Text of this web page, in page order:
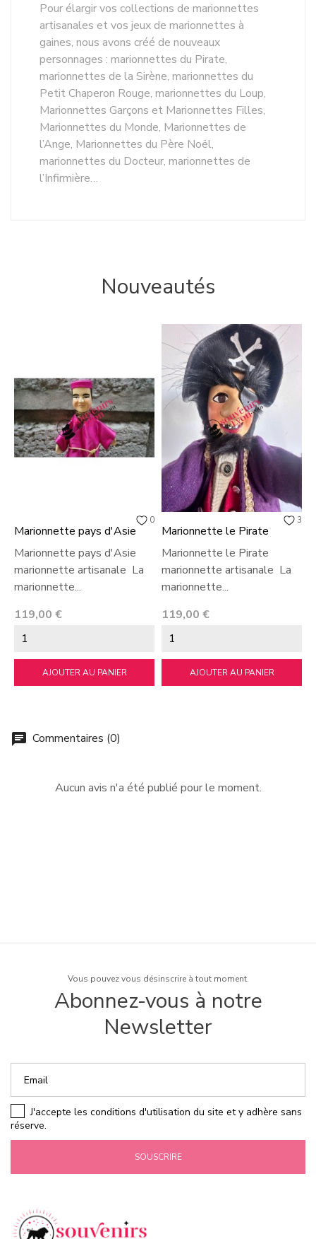
Pour élargir vos collections de marionnettes
artisanales et vos jeux de marionnettes à
gaines, nous avons créé de nouveaux
personnages : marionnettes du Pirate,
marionnettes de la Sirène, marionnettes du
Petit Chaperon Rouge, marionnettes du Loup,
Marionnettes Garçons et Marionnettes Filles,
Marionnettes du Monde, Marionnettes de
l’Ange, Marionnettes du Père Noël,
marionnettes du Docteur, marionnettes de
l’Infirmière…
Nouveautés
0
Marionnette pays d'Asie
Marionnette pays d'Asie
marionnette artisanale La
marionnette...
Prix
119,00 €
AJOUTER AU PANIER
3
Marionnette le Pirate
Marionnette le Pirate
marionnette artisanale La
marionnette...
Prix
119,00 €
AJOUTER AU PANIER
chat Commentaires (0)
Aucun avis n'a été publié pour le moment.
Vous pouvez vous désinscrire à tout moment.
Abonnez-vous à notre
Newsletter
SOUSCRIRE
J'accepte les conditions d'utilisation du site et y adhère sans
réserve.